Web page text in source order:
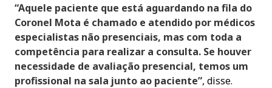
“Aquele paciente que está aguardando na fila do
Coronel Mota é chamado e atendido por médicos
especialistas não presenciais, mas com toda a
competência para realizar a consulta. Se houver
necessidade de avaliação presencial, temos um
profissional na sala junto ao paciente”, disse.